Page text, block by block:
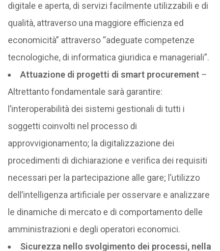
digitale e aperta, di servizi facilmente utilizzabili e di
qualità, attraverso una maggiore efficienza ed
economicità” attraverso “adeguate competenze
tecnologiche, di informatica giuridica e manageriali”.
Attuazione di progetti di smart procurement –
Altrettanto fondamentale sarà garantire:
l’interoperabilità dei sistemi gestionali di tutti i
soggetti coinvolti nel processo di
approvvigionamento; la digitalizzazione dei
procedimenti di dichiarazione e verifica dei requisiti
necessari per la partecipazione alle gare; l’utilizzo
dell’intelligenza artificiale per osservare e analizzare
le dinamiche di mercato e di comportamento delle
amministrazioni e degli operatori economici.
Sicurezza nello svolgimento dei processi, nella